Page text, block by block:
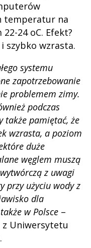
temperatur na
24 oC. Efekt?
szybko wzrasta.
systemu
zapotrzebowanie
problemem zimy.
podczas
także pamiętać, że
wzrasta, a poziom
duże
węglem muszą
z uwagi
przy użyciu wody z
dla
w Polsce –
Uniwersytetu